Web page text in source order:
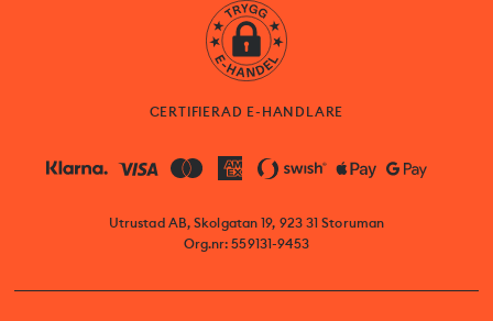
CERTIFIERAD E-HANDLARE
Utrustad AB, Skolgatan 19, 923 31 Storuman
Org.nr: 559131-9453